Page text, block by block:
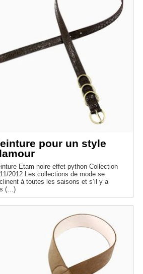
pour un style
Etam noire effet python Collection
Les collections de mode se
à toutes les saisons et s’il y a
(…)